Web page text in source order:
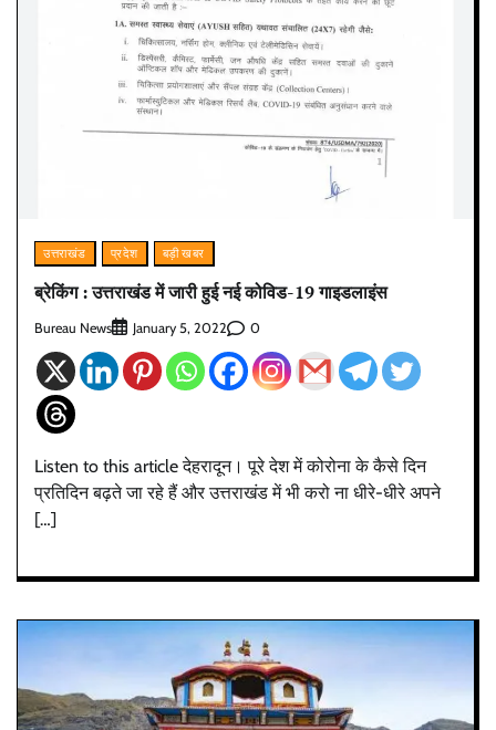
उत्तराखंड प्रदेश बड़ी खबर
ब्रेकिंग : उत्तराखंड में जारी हुई नई कोविड-19 गाइडलाइंस
Bureau News January 5, 2022 0
Listen to this article देहरादून। पूरे देश में कोरोना के कैसे दिन
प्रतिदिन बढ़ते जा रहे हैं और उत्तराखंड में भी करो ना धीरे-धीरे अपने
[…]